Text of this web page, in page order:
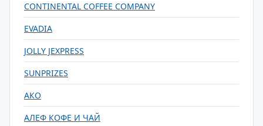
CONTINENTAL COFFEE COMPANY
EVADIA
JOLLY JEXPRESS
SUNPRIZES
АКО
АЛЕФ КОФЕ И ЧАЙ